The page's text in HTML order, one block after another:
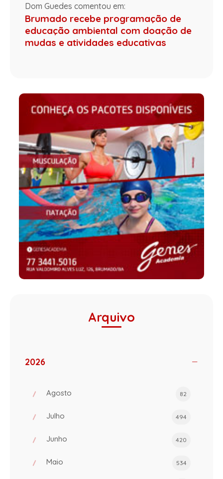
Dom Guedes comentou em:
Brumado recebe programação de
educação ambiental com doação de
mudas e atividades educativas
Arquivo
2026
Agosto 82
Julho 494
Junho 420
Maio 534